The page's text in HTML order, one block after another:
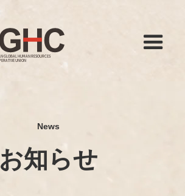
News
お知らせ